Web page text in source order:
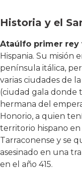
Historia y el
Ataúlfo primer rey
Hispania. Su misión
península itálica,
varias ciudades de
(ciudad gala donde
hermana del
Honorio, a quien
territorio hispano en
Tarraconense y se
asesinado en una
en el año 415.